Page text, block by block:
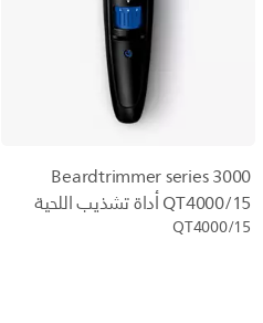
Beardtrimmer series 3000
QT4000/15 أداة تشذيب اللحية
QT4000/15